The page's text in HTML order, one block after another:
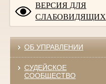
ВЕРСИЯ ДЛЯ
СЛАБОВИДЯЩИХ
ОБ УПРАВЛЕНИИ
СУДЕЙСКОЕ
СООБЩЕСТВО